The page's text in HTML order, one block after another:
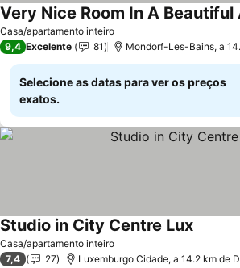
Casa/apartamento inteiro
Ver preços
9,4 Excelente 81 Mondorf-Les-Bains, a
Selecione as datas para ver os preços
exatos.
Casa/apartamento inteiro
Studio in City Centre LuxVer
7,4 27 Luxemburgo Cidade, a 14.2 km de